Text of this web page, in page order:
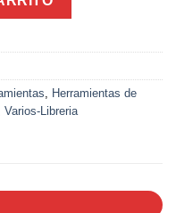
Herramientas de
Varios-Libreria